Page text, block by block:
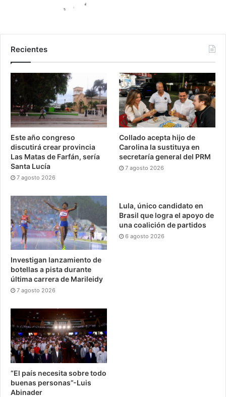
Recientes
Este año congreso
discutirá crear provincia
Las Matas de Farfán, sería
Santa Lucía
7 agosto 2026
Collado acepta hijo de
Carolina la sustituya en
secretaría general del PRM
7 agosto 2026
Investigan lanzamiento de
botellas a pista durante
última carrera de Marileidy
7 agosto 2026
Lula, único candidato en
Brasil que logra el apoyo de
una coalición de partidos
6 agosto 2026
“El país necesita sobre todo
buenas personas”-Luis
Abinader